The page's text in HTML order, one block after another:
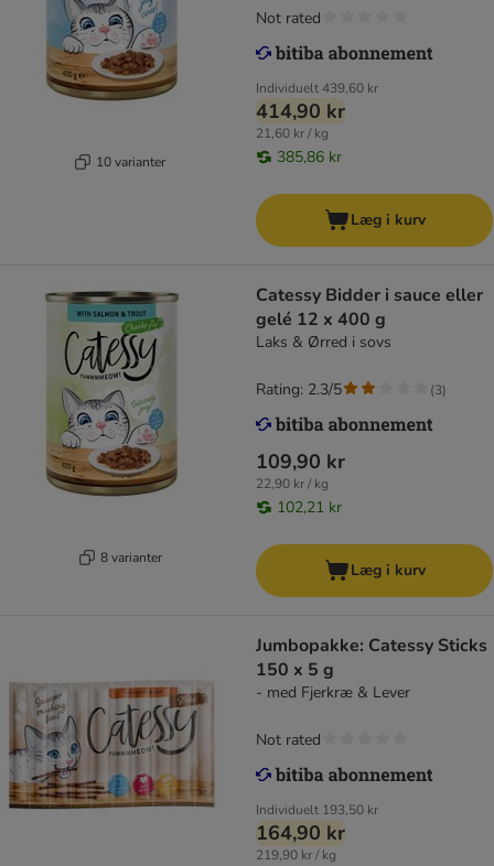
10 varianter
Individuelt439,60 kr
414,90 kr
21,60 kr / kg
385,86 kr
Not rated
Læg i kurv
8 varianter
Catessy Bidder i sauce eller
gelé 12 x 400 g
Laks & Ørred i sovs
109,90 kr
22,90 kr / kg
102,21 kr
Rating: 2.3/5 (3)
Læg i kurv
Jumbopakke: Catessy Sticks
150 x 5 g
- med Fjerkræ & Lever
Individuelt 193,50 kr
164,90 kr
219,90 kr / kg
Not rated